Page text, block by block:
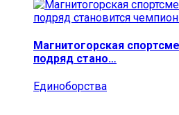
Магнитогорская
подряд стано…
Единоборства